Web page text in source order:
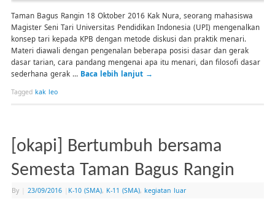
Taman Bagus Rangin 18 Oktober 2016 Kak Nura, seorang mahasiswa
Magister Seni Tari Universitas Pendidikan Indonesia (UPI) mengenalkan
konsep tari kepada KPB dengan metode diskusi dan praktik menari.
Materi diawali dengan pengenalan beberapa posisi dasar dan gerak
dasar tarian, cara pandang mengenai apa itu menari, dan filosofi dasar
sederhana gerak … Baca lebih lanjut →
Tagged kak leo
[okapi] Bertumbuh bersama
Semesta Taman Bagus Rangin
By 23/09/2016 K-10 (SMA), K-11 (SMA), kegiatan luar